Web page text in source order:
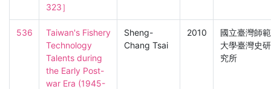
323］
536
Taiwan's Fishery
Technology
Talents during
the Early Post-
war Era (1945-
Sheng-
Chang Tsai
2010
國立臺灣師範
大學臺灣史研
究所